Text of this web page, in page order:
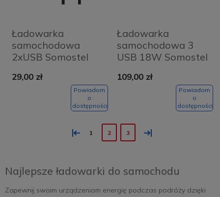
Ładowarka
samochodowa
2xUSB Somostel
micro USB
29,00 zł
Powiadom
o
dostępności
Ładowarka
samochodowa 3
USB 18W Somostel
109,00 zł
Powiadom
o
dostępności
« 1 2 3 »
Najlepsze ładowarki do samochodu
Zapewnij swoim urządzeniom energię podczas podróży dzięki